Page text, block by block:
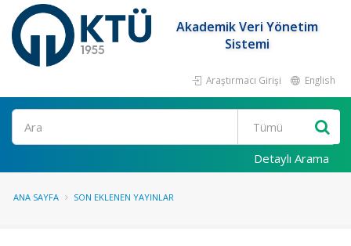
Akademik Veri Yönetim
Sistemi
Araştırmacı Girişi English
Ara
Detaylı Arama
ANA SAYFA SON EKLENEN YAYINLAR